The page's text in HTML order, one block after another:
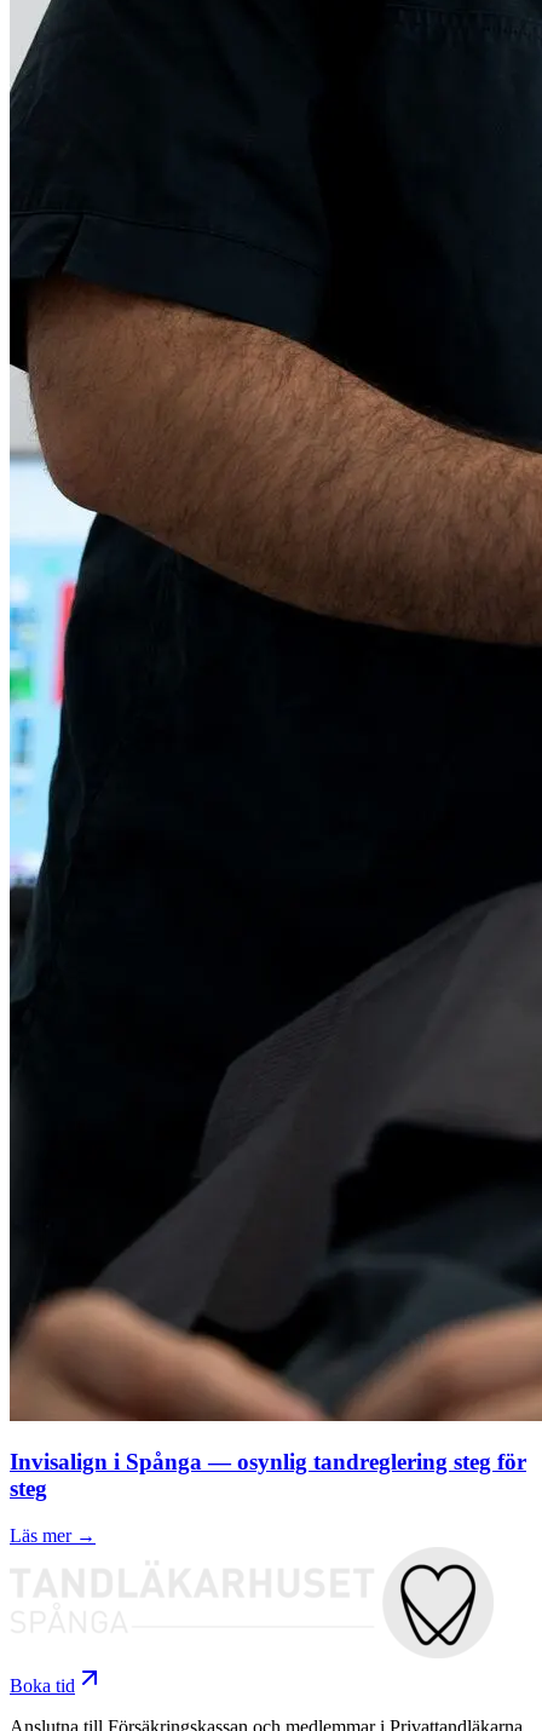
Invisalign i Spånga — osynlig tandreglering steg för
steg
Läs mer →
Boka tid
Anslutna till Försäkringskassan och medlemmar i Privattandläkarna.